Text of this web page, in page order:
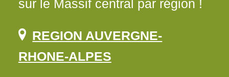
sur le Massif central par région !
REGION AUVERGNE-
RHONE-ALPES